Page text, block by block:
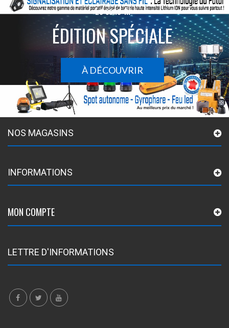
Le sans-fil
ÉDITION SPÉCIALE
À DÉCOUVRIR
NOS MAGASINS
INFORMATIONS
MON COMPTE
LETTRE D'INFORMATIONS